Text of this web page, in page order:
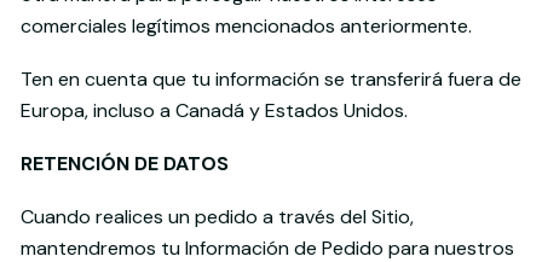
comerciales legítimos mencionados anteriormente.
Ten en cuenta que tu información se transferirá fuera de
Europa, incluso a Canadá y Estados Unidos.
RETENCIÓN DE DATOS
Cuando realices un pedido a través del Sitio,
mantendremos tu Información de Pedido para nuestros